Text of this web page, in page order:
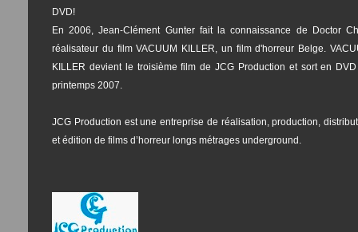
DVD!
En 2006, Jean-Clément Gunter fait la connaissance de Doctor
réalisateur du film VACUUM KILLER, un film d'horreur Belge.
KILLER devient le troisième film de JCG Production et sort en
printemps 2007.
JCG Production est une entreprise de réalisation, production,
et édition de films d’horreur longs métrages underground.